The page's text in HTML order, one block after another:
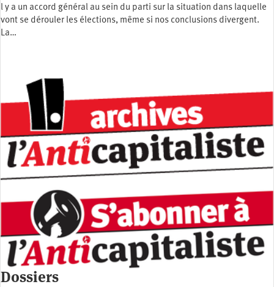
l y a un accord général au sein du parti sur la situation dans laquelle
vont se dérouler les élections, même si nos conclusions divergent.
La…
Dossiers